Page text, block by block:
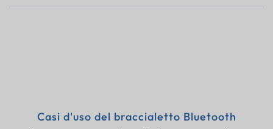
Casi d'uso del braccialetto Bluetooth